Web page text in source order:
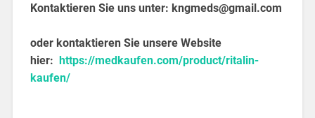
Kontaktieren Sie uns unter: kngmeds@gmail.com
oder kontaktieren Sie unsere Website
hier: https://medkaufen.com/product/ritalin-
kaufen/